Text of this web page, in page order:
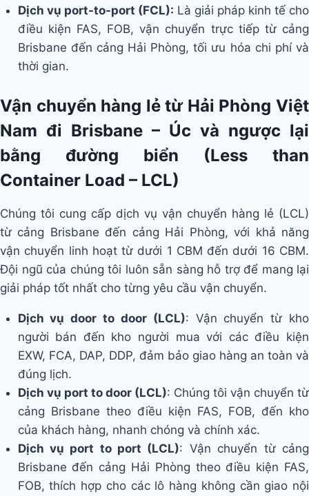
Dịch vụ port-to-port (FCL): Là giải pháp kinh tế cho
điều kiện FAS, FOB, vận chuyển trực tiếp từ cảng
Brisbane đến cảng Hải Phòng, tối ưu hóa chi phí và
thời gian.
Vận chuyển hàng lẻ từ Hải Phòng Việt
Nam đi Brisbane – Úc và ngược lại
bằng đường biển (Less than
Container Load – LCL)
Chúng tôi cung cấp dịch vụ vận chuyển hàng lẻ (LCL)
từ cảng Brisbane đến cảng Hải Phòng, với khả năng
vận chuyển linh hoạt từ dưới 1 CBM đến dưới 16 CBM.
Đội ngũ của chúng tôi luôn sẵn sàng hỗ trợ để mang lại
giải pháp tốt nhất cho từng yêu cầu vận chuyển.
Dịch vụ door to door (LCL): Vận chuyển từ kho
người bán đến kho người mua với các điều kiện
EXW, FCA, DAP, DDP, đảm bảo giao hàng an toàn và
đúng lịch.
Dịch vụ port to door (LCL): Chúng tôi vận chuyển từ
cảng Brisbane theo điều kiện FAS, FOB, đến kho
của khách hàng, nhanh chóng và chính xác.
Dịch vụ port to port (LCL): Vận chuyển từ cảng
Brisbane đến cảng Hải Phòng theo điều kiện FAS,
FOB, thích hợp cho các lô hàng không cần giao nội